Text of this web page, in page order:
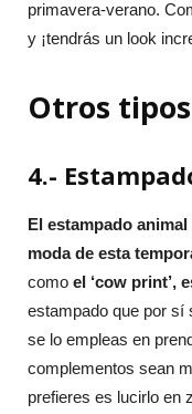
primavera-verano.
y ¡tendrás un look
Otros
4.-
El estampado animal
moda de esta
como el ‘cow print’,
estampado que por sí
se lo empleas en
complementos sean
prefieres es lucirlo en